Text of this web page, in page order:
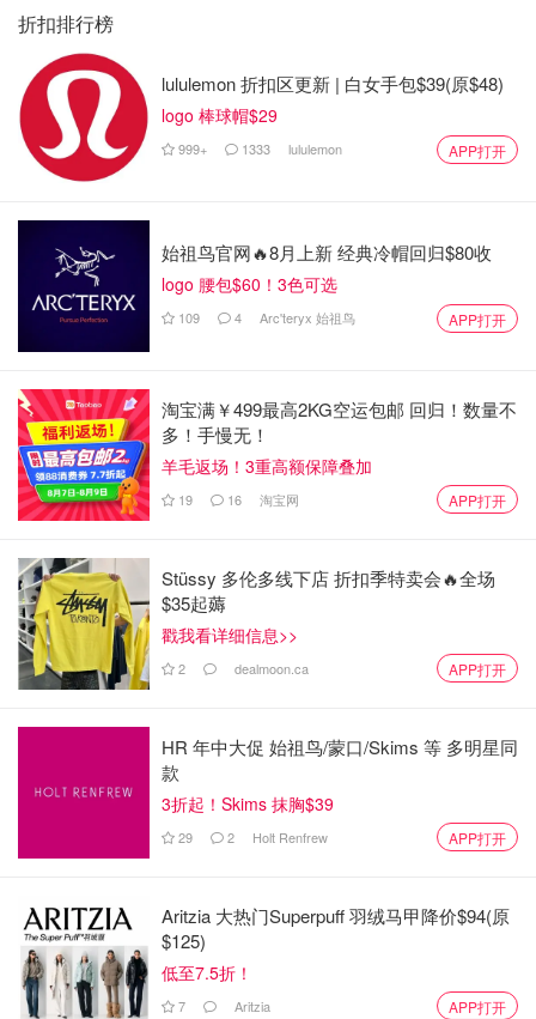
在加拿大如何看2022卡塔尔世界杯
1.加拿大直播平台
2022年世界杯将在FOX体育中进行直播。所有比赛也将通
过流媒体服务进行直播，如
Hulu + Live TV。
TSN是2022年FIFA世界杯的主场，每场比赛也可以在
TSN应用程序上看到直播。
2.有线电视
所有 2022 年 FIFA 世界杯比赛都可以在 TSN 的五个频道之
一上观看。大多数有线服务提供商，包括 Bell、Rogers、
折扣排行榜
lululemon 折扣区更新 | 白女手包$39(原$48)
logo 棒球帽$29
999+ 1333 lululemon APP打开
始祖鸟官网🔥8月上新 经典冷帽回归$80收
logo 腰包$60！3色可选
109 4 Arc'teryx 始祖鸟 APP打开
淘宝满￥499最高2KG空运包邮 回归！数量不
多！手慢无！
羊毛返场！3重高额保障叠加
19 16 淘宝网 APP打开
Stüssy 多伦多线下店 折扣季特卖会🔥全场
$35起薅
戳我看详细信息>>
2 dealmoon.ca APP打开
HR 年中大促 始祖鸟/蒙口/Skims 等 多明星同
款
3折起！Skims 抹胸$39
29 2 Holt Renfrew APP打开
Aritzia 大热门Superpuff 羽绒马甲降价$94(原
$125)
低至7.5折！
7 Aritzia APP打开